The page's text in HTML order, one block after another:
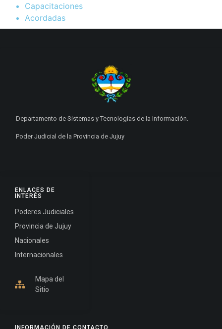
Capacitaciones
Acordadas
INFORMACIÓN DE CONTACTO
ENLACES DE
INTERÉS
Poderes Judiciales
Provincia de Jujuy
Nacionales
Internacionales
Mapa del
Sitio
Departamento de Sistemas y Tecnologías de la Información.
Poder Judicial de la Provincia de Jujuy